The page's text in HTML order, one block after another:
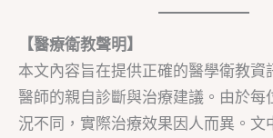
【醫療衛教聲明】
本文內容旨在提供正確的醫學衛教資
醫師的親自診斷與治療建議。由於每
況不同，實際治療效果因人而異。文